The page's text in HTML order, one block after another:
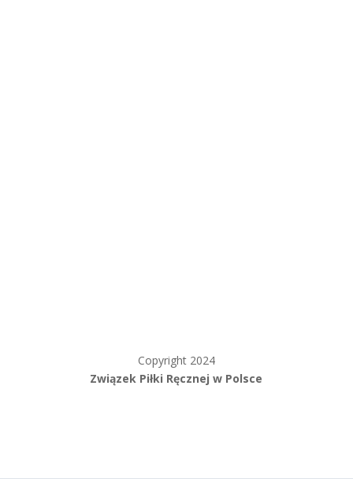
Copyright 2024
Związek Piłki Ręcznej w Polsce